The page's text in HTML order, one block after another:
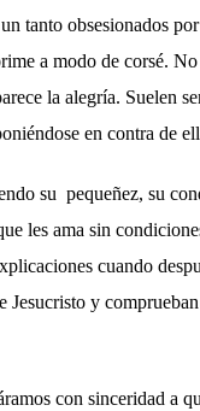
tanto obsesionados
a modo de corsé.
la alegría. Suelen
en contra de
su pequeñez, su
les ama sin
cuando
y
con sinceridad a